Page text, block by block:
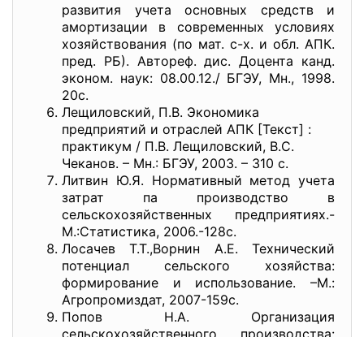
развития учета основных средств и
амортизации в современных условиях
хозяйствования (по мат. с-х. и обл. АПК.
пред. РБ). Автореф. дис. Доцента канд.
эконом. наук: 08.00.12./ БГЭУ, Мн., 1998.
20с.
Лещиловский, П.В. Экономика
предприятий и отраслей АПК [Текст] :
практикум / П.В. Лещиловский, В.С.
Чеканов. – Мн.: БГЭУ, 2003. – 310 с.
Литвин Ю.Я. Нормативный метод учета
затрат па производство в
сельскохозяйственных предприятиях.-
М.:Статистика, 2006.-128с.
Лосачев Т.Т.,Ворнин А.Е. Технический
потенциал сельского хозяйства:
формирование и использование. –М.:
Агропромиздат, 2007-159с.
Попов Н.А. Организация
сельскохозяйственного производства: